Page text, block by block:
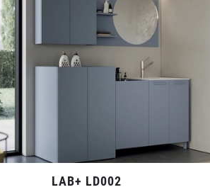
LAB+ LD002